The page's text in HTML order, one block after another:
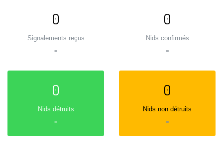
0
Signalements reçus
=
0
Nids confirmés
=
0
Nids détruits
=
0
Nids non détruits
=